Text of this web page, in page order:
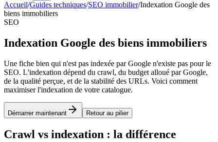
Accueil/Guides techniques/SEO immobilier/Indexation Google des
biens immobiliers
SEO
Indexation Google des biens immobiliers
Une fiche bien qui n'est pas indexée par Google n'existe pas pour le
SEO. L'indexation dépend du crawl, du budget alloué par Google,
de la qualité perçue, et de la stabilité des URLs. Voici comment
maximiser l'indexation de votre catalogue.
Démarrer maintenant Retour au pilier
Crawl vs indexation : la différence